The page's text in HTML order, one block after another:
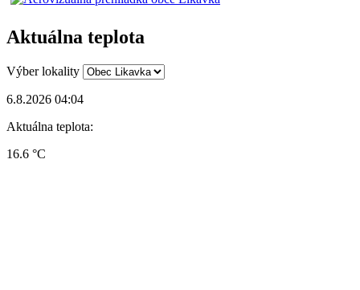
Aktuálna teplota
Výber lokality
6.8.2026 04:04
Aktuálna teplota:
16.6 °C